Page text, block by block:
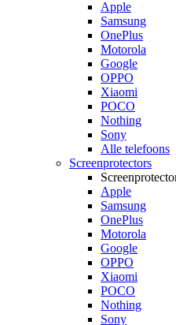
Apple
Samsung
OnePlus
Motorola
Google
OPPO
Xiaomi
POCO
Nothing
Sony
Alle telefoons
Screenprotectors
Apple
Samsung
OnePlus
Motorola
Google
OPPO
Xiaomi
POCO
Nothing
Sony